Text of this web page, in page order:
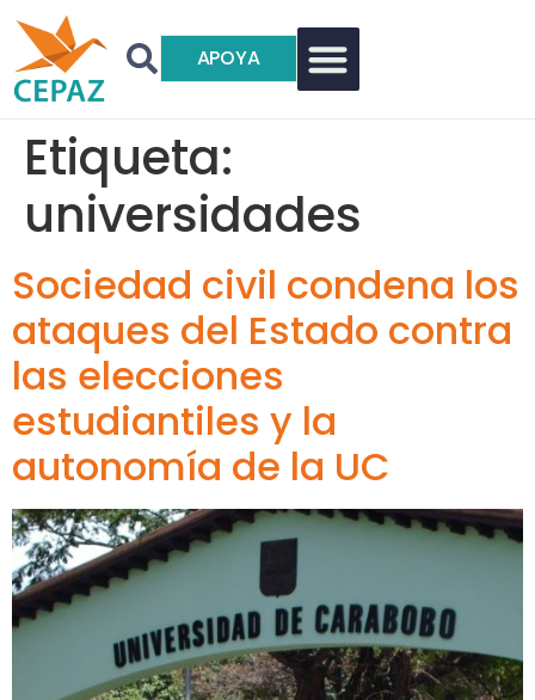
APOYA
Etiqueta:
universidades
Sociedad civil condena los
ataques del Estado contra
las elecciones
estudiantiles y la
autonomía de la UC